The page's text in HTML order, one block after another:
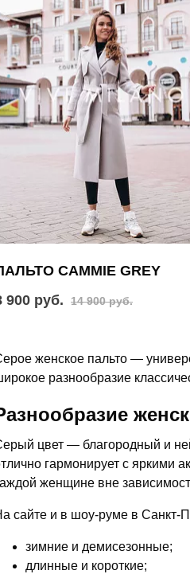
CAMMIE GREY
900 руб.
14 900 руб.
женское пальто —
разнообразие
цвет — благородный и
гармонирует с яркими
женщине вне
сайте и в шоу-руме в Санкт-
зимние и демисезонные;
длинные и короткие;